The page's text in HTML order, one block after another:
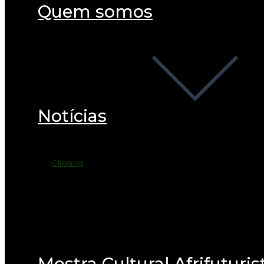
Quem somos
Notícias
Clipping